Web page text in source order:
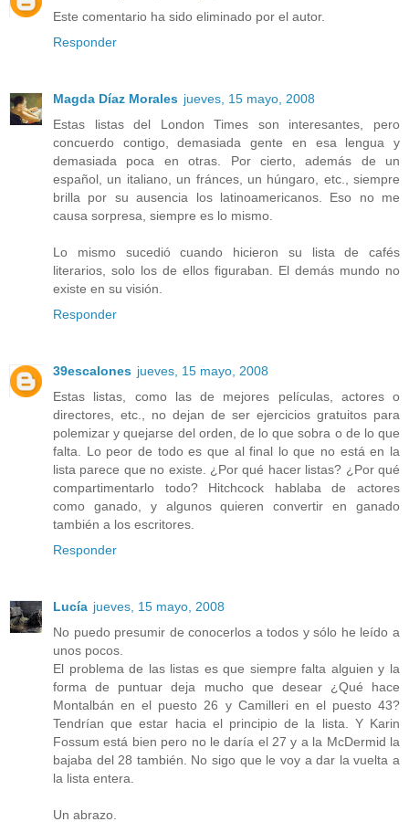
Este comentario ha sido eliminado por el autor.
Responder
Magda Díaz Morales jueves, 15 mayo, 2008
Estas listas del London Times son interesantes, pero
concuerdo contigo, demasiada gente en esa lengua y
demasiada poca en otras. Por cierto, además de un
español, un italiano, un fránces, un húngaro, etc., siempre
brilla por su ausencia los latinoamericanos. Eso no me
causa sorpresa, siempre es lo mismo.
Lo mismo sucedió cuando hicieron su lista de cafés
literarios, solo los de ellos figuraban. El demás mundo no
existe en su visión.
Responder
39escalones jueves, 15 mayo, 2008
Estas listas, como las de mejores películas, actores o
directores, etc., no dejan de ser ejercicios gratuitos para
polemizar y quejarse del orden, de lo que sobra o de lo que
falta. Lo peor de todo es que al final lo que no está en la
lista parece que no existe. ¿Por qué hacer listas? ¿Por qué
compartimentarlo todo? Hitchcock hablaba de actores
como ganado, y algunos quieren convertir en ganado
también a los escritores.
Responder
Lucía jueves, 15 mayo, 2008
No puedo presumir de conocerlos a todos y sólo he leído a
unos pocos.
El problema de las listas es que siempre falta alguien y la
forma de puntuar deja mucho que desear ¿Qué hace
Montalbán en el puesto 26 y Camilleri en el puesto 43?
Tendrían que estar hacia el principio de la lista. Y Karin
Fossum está bien pero no le daría el 27 y a la McDermid la
bajaba del 28 también. No sigo que le voy a dar la vuelta a
la lista entera.
Un abrazo.